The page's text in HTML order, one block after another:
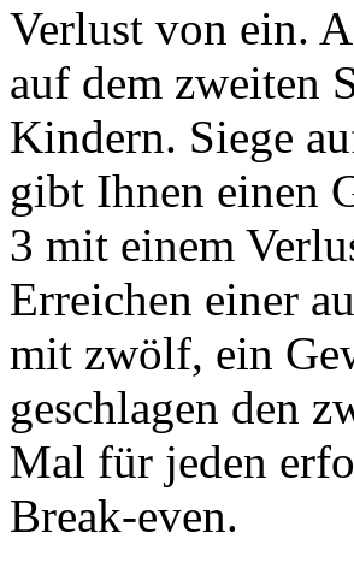
Verlust von ein.
auf dem zweiten
Kindern. Siege
gibt Ihnen einen
3 mit einem
Erreichen einer
mit zwölf, ein
geschlagen den
Mal für jeden
Break-even.